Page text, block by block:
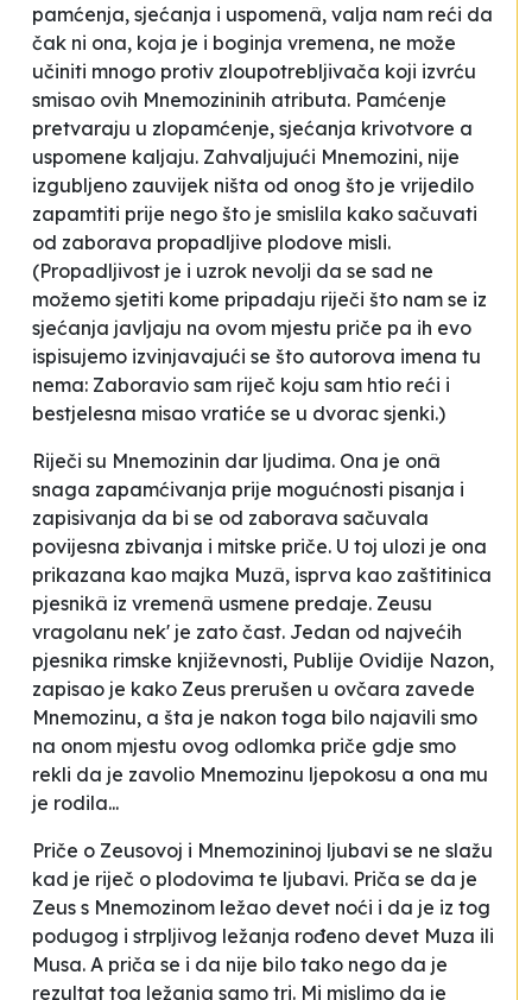
pamćenja, sjećanja i uspomenâ, valja nam reći da
čak ni ona, koja je i boginja vremena, ne može
učiniti mnogo protiv zloupotrebljivača koji izvrću
smisao ovih Mnemozininih atributa. Pamćenje
pretvaraju u zlopamćenje, sjećanja krivotvore a
uspomene kaljaju. Zahvaljujući Mnemozini, nije
izgubljeno zauvijek ništa od onog što je vrijedilo
zapamtiti prije nego što je smislila kako sačuvati
od zaborava propadljive plodove misli.
(Propadljivost je i uzrok nevolji da se sad ne
možemo sjetiti kome pripadaju riječi što nam se iz
sjećanja javljaju na ovom mjestu priče pa ih evo
ispisujemo izvinjavajući se što autorova imena tu
nema: Zaboravio sam riječ koju sam htio reći i
bestjelesna misao vratiće se u dvorac sjenki.)
Riječi su Mnemozinin dar ljudima. Ona je onâ
snaga zapamćivanja prije mogućnosti pisanja i
zapisivanja da bi se od zaborava sačuvala
povijesna zbivanja i mitske priče. U toj ulozi je ona
prikazana kao majka Muzâ, isprva kao zaštitinica
pjesnikâ iz vremenâ usmene predaje. Zeusu
vragolanu nek' je zato čast. Jedan od najvećih
pjesnika rimske književnosti, Publije Ovidije Nazon,
zapisao je kako Zeus prerušen u ovčara zavede
Mnemozinu, a šta je nakon toga bilo najavili smo
na onom mjestu ovog odlomka priče gdje smo
rekli da je zavolio Mnemozinu ljepokosu a ona mu
je rodila...
Priče o Zeusovoj i Mnemozininoj ljubavi se ne slažu
kad je riječ o plodovima te ljubavi. Priča se da je
Zeus s Mnemozinom ležao devet noći i da je iz tog
podugog i strpljivog ležanja rođeno devet Muza ili
Musa. A priča se i da nije bilo tako nego da je
rezultat tog ležanja samo tri. Mi mislimo da je